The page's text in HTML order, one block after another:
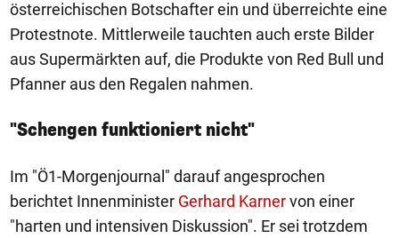
österreichischen Botschafter ein und überreichte eine
Protestnote. Mittlerweile tauchten auch erste Bilder
aus Supermärkten auf, die Produkte von Red Bull und
Pfanner aus den Regalen nahmen.
"Schengen funktioniert nicht"
Im "Ö1-Morgenjournal" darauf angesprochen
berichtet Innenminister Gerhard Karnervon einer
"harten und intensiven Diskussion". Er sei trotzdem